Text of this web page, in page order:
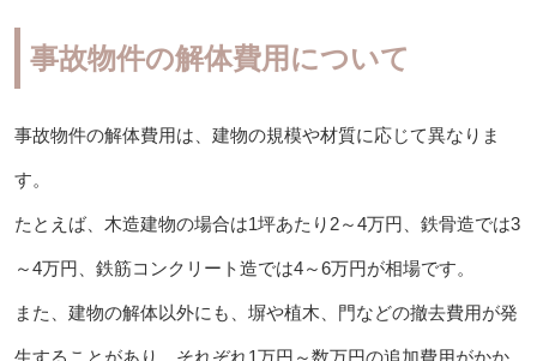
事故物件の解体費用について
事故物件の解体費用は、建物の規模や材質に応じて異なりま
す。
たとえば、木造建物の場合は1坪あたり2～4万円、鉄骨造では3
～4万円、鉄筋コンクリート造では4～6万円が相場です。
また、建物の解体以外にも、塀や植木、門などの撤去費用が発
生することがあり、それぞれ1万円～数万円の追加費用がかか